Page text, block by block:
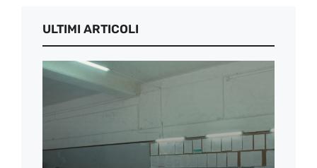
ULTIMI ARTICOLI